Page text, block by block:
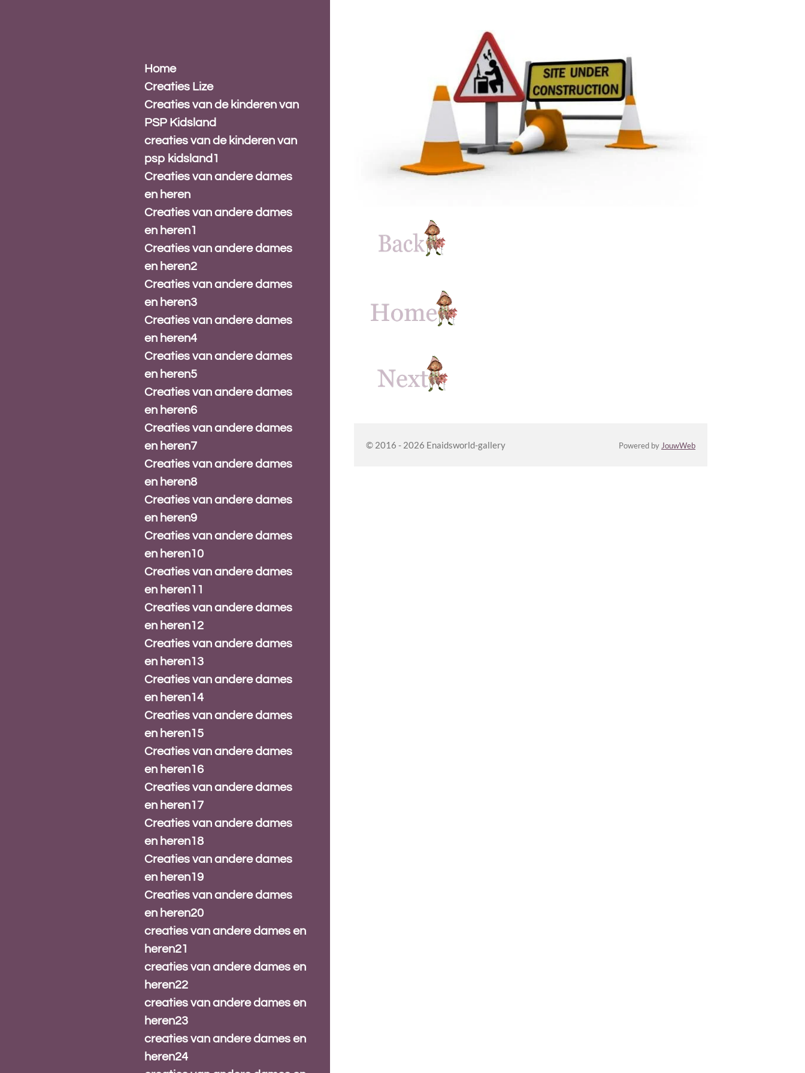
© 2016 - 2026 Enaidsworld-gallery Powered byJouwWeb
Home
Creaties Lize
Creaties van de kinderen van
PSP Kidsland
creaties van de kinderen van
psp kidsland1
Creaties van andere dames
en heren
Creaties van andere dames
en heren1
Creaties van andere dames
en heren2
Creaties van andere dames
en heren3
Creaties van andere dames
en heren4
Creaties van andere dames
en heren5
Creaties van andere dames
en heren6
Creaties van andere dames
en heren7
Creaties van andere dames
en heren8
Creaties van andere dames
en heren9
Creaties van andere dames
en heren10
Creaties van andere dames
en heren11
Creaties van andere dames
en heren12
Creaties van andere dames
en heren13
Creaties van andere dames
en heren14
Creaties van andere dames
en heren15
Creaties van andere dames
en heren16
Creaties van andere dames
en heren17
Creaties van andere dames
en heren18
Creaties van andere dames
en heren19
Creaties van andere dames
en heren20
creaties van andere dames en
heren21
creaties van andere dames en
heren22
creaties van andere dames en
heren23
creaties van andere dames en
heren24